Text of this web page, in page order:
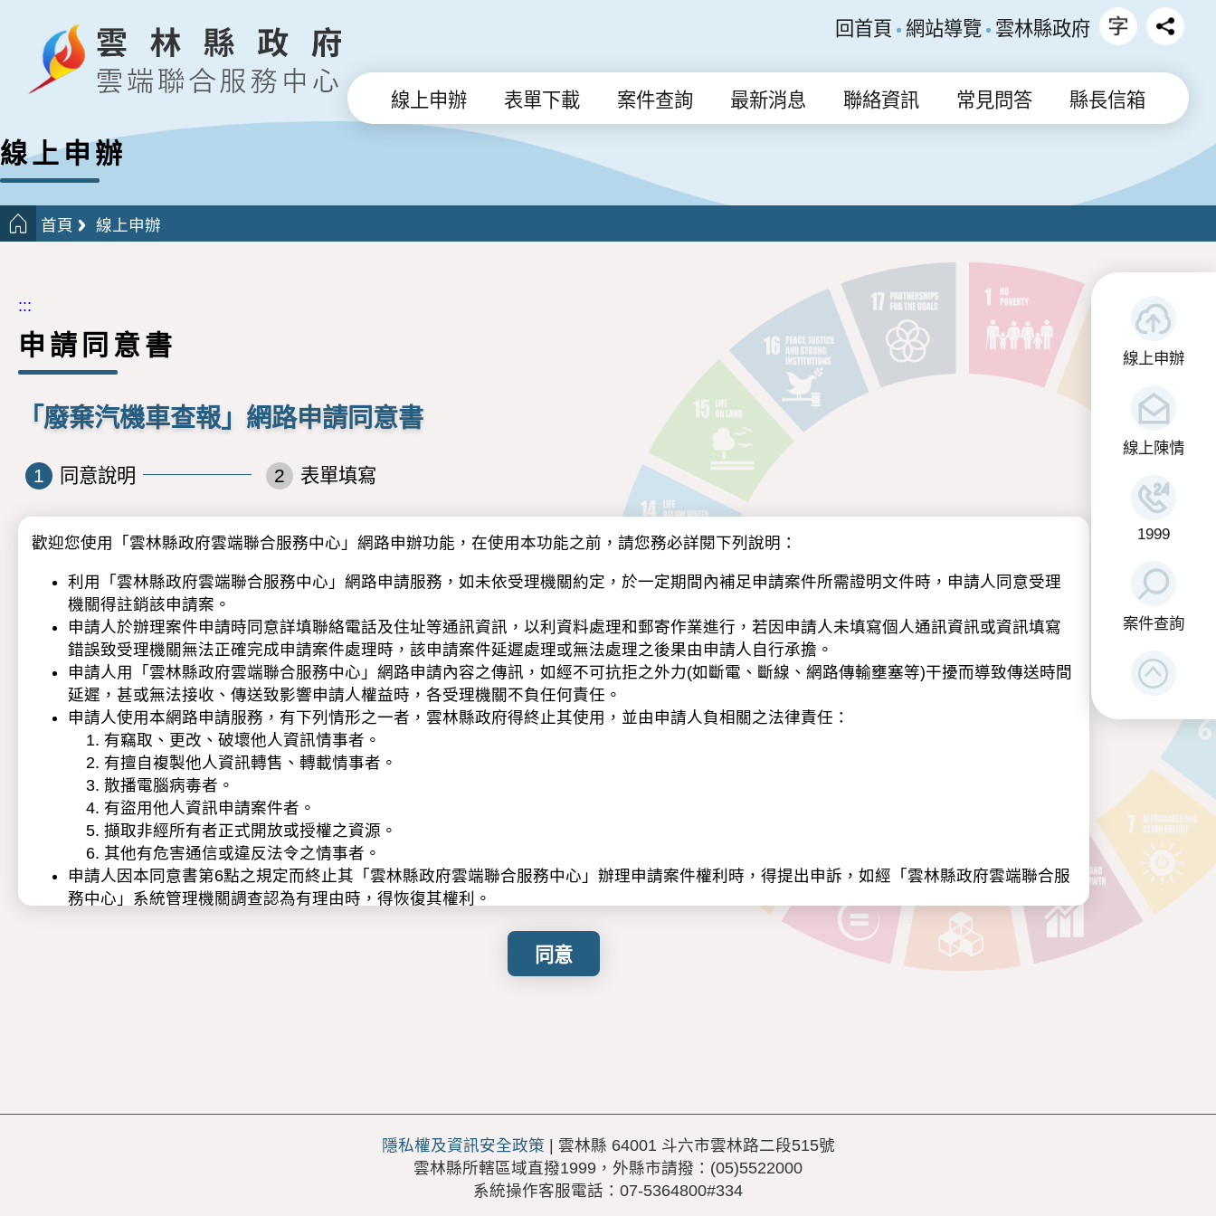
線上申辦
線上陳情
1999
案件查詢
回首頁 網站導覽 雲林縣政府
線上申辦 表單下載 案件查詢 最新消息 聯絡資訊 常見問答 縣長信箱
線上申辦
首頁 線上申辦
:::
申請同意書
「廢棄汽機車查報」網路申請同意書
1 同意說明 2 表單填寫
歡迎您使用「雲林縣政府雲端聯合服務中心」網路申辦功能，在使用本功能之前，請您務必詳閱下列說明：
利用「雲林縣政府雲端聯合服務中心」網路申請服務，如未依受理機關約定，於一定期間內補足申請案件所需證明文件時，申請人同意受理
機關得註銷該申請案。
申請人於辦理案件申請時同意詳填聯絡電話及住址等通訊資訊，以利資料處理和郵寄作業進行，若因申請人未填寫個人通訊資訊或資訊填寫
錯誤致受理機關無法正確完成申請案件處理時，該申請案件延遲處理或無法處理之後果由申請人自行承擔。
申請人用「雲林縣政府雲端聯合服務中心」網路申請內容之傳訊，如經不可抗拒之外力(如斷電、斷線、網路傳輸壅塞等)干擾而導致傳送時間
延遲，甚或無法接收、傳送致影響申請人權益時，各受理機關不負任何責任。
申請人使用本網路申請服務，有下列情形之一者，雲林縣政府得終止其使用，並由申請人負相關之法律責任：
有竊取、更改、破壞他人資訊情事者。
有擅自複製他人資訊轉售、轉載情事者。
散播電腦病毒者。
有盜用他人資訊申請案件者。
擷取非經所有者正式開放或授權之資源。
其他有危害通信或違反法令之情事者。
申請人因本同意書第6點之規定而終止其「雲林縣政府雲端聯合服務中心」辦理申請案件權利時，得提出申訴，如經「雲林縣政府雲端聯合服
務中心」系統管理機關調查認為有理由時，得恢復其權利。
蒐集之目的：為完成雲林縣政府雲端聯合服務中心線上申辦服務及數據分析統計。
蒐集之個人資料類別：依申請項目與目的之不同，可能蒐集下列資料。
對象：本服務受理機關、為完成本服務業務的委外機構(公司)、其他為完成本服務之公務或非公務機關(機構、公司)。
方式：透過網際網路、數位檔案或實體紙本形式蒐集、處理及利用您的個人資料。
申請人就本服務保有之個人資料得行使下列權利： 您可透過攜帶證件親臨本府，行使個人資料保護法第三條當事人權利規定，包含：(1)
隱私權及資訊安全政策 | 雲林縣 64001 斗六市雲林路二段515號
雲林縣所轄區域直撥1999，外縣市請撥：(05)5522000
系統操作客服電話：07-5364800#334